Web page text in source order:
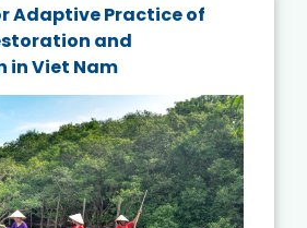
Adaptive Practice of
and
in Viet Nam